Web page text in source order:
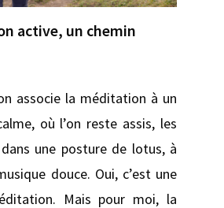
active, un chemin
associe la méditation à un
où l’on reste assis, les
une posture de lotus, à
douce. Oui, c’est une
Mais pour moi, la